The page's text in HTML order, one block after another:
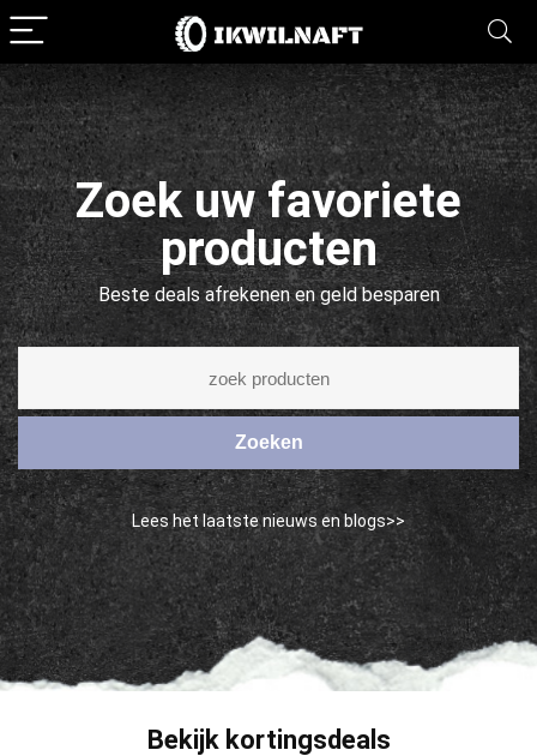
Zoek uw favoriete
producten
Beste deals afrekenen en geld besparen
Zoeken
Lees het laatste nieuws en blogs>>
Bekijk kortingsdeals